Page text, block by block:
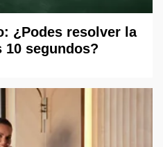
¿Podes resolver la
10 segundos?